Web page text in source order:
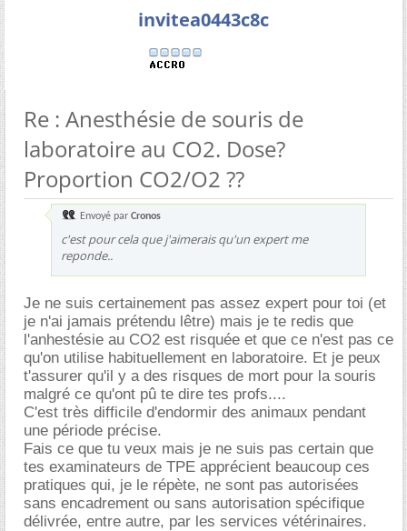
invitea0443c8c
Re : Anesthésie de souris de
laboratoire au CO2. Dose?
Proportion CO2/O2 ??
Envoyé par Cronos
c'est pour cela que j'aimerais qu'un expert me
reponde..
Je ne suis certainement pas assez expert pour toi (et
je n'ai jamais prétendu lêtre) mais je te redis que
l'anhestésie au CO2 est risquée et que ce n'est pas ce
qu'on utilise habituellement en laboratoire. Et je peux
t'assurer qu'il y a des risques de mort pour la souris
malgré ce qu'ont pû te dire tes profs....
C'est très difficile d'endormir des animaux pendant
une période précise.
Fais ce que tu veux mais je ne suis pas certain que
tes examinateurs de TPE apprécient beaucoup ces
pratiques qui, je le répète, ne sont pas autorisées
sans encadrement ou sans autorisation spécifique
délivrée, entre autre, par les services vétérinaires.